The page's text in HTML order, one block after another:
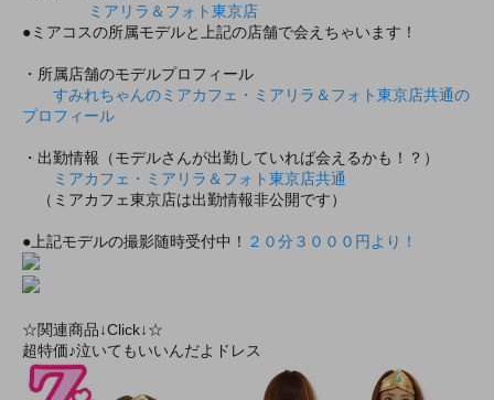
ミアリラ＆フォト東京店
●ミアコスの所属モデルと上記の店舗で会えちゃいます！
・所属店舗のモデルプロフィール
すみれちゃんのミアカフェ・ミアリラ＆フォト東京店共通の
プロフィール
・出勤情報（モデルさんが出勤していれば会えるかも！？）
ミアカフェ・ミアリラ＆フォト東京店共通
（ミアカフェ東京店は出勤情報非公開です）
●上記モデルの撮影随時受付中！ ２０分３０００円より！
☆関連商品↓Click↓☆
超特価♪泣いてもいいんだよドレス